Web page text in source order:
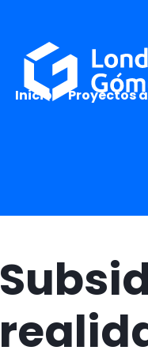
Main
Inicio Proyectos